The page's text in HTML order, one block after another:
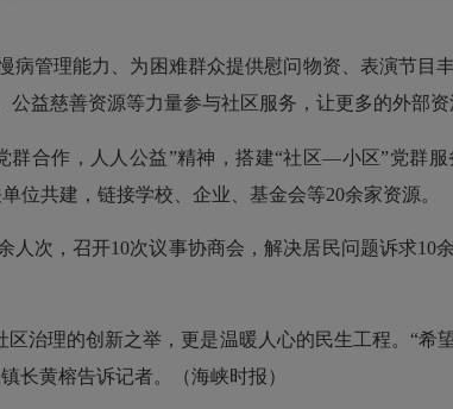
管理能力、为困难群众提供慰问物资、表演节目
益慈善资源等力量参与社区服务，让更多的外部资
合作，人人公益”精神，搭建“社区—小区”党群服
位共建，链接学校、企业、基金会等20余家资源。
次，召开10次议事协商会，解决居民问题诉求10
治理的创新之举，更是温暖人心的民生工程。“希
长黄榕告诉记者。（海峡时报）